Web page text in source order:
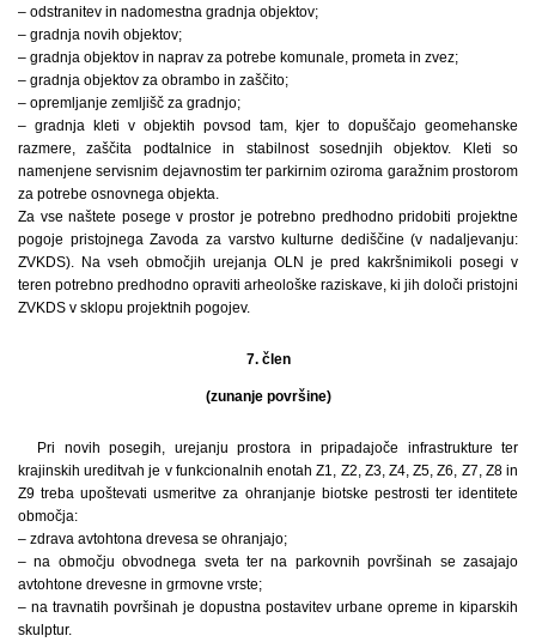
– odstranitev in nadomestna gradnja objektov;
– gradnja novih objektov;
– gradnja objektov in naprav za potrebe komunale, prometa in zvez;
– gradnja objektov za obrambo in zaščito;
– opremljanje zemljišč za gradnjo;
– gradnja kleti v objektih povsod tam, kjer to dopuščajo geomehanske
razmere, zaščita podtalnice in stabilnost sosednjih objektov. Kleti so
namenjene servisnim dejavnostim ter parkirnim oziroma garažnim prostorom
za potrebe osnovnega objekta.
Za vse naštete posege v prostor je potrebno predhodno pridobiti projektne
pogoje pristojnega Zavoda za varstvo kulturne dediščine (v nadaljevanju:
ZVKDS). Na vseh območjih urejanja OLN je pred kakršnimikoli posegi v
teren potrebno predhodno opraviti arheološke raziskave, ki jih določi pristojni
ZVKDS v sklopu projektnih pogojev.
7. člen
(zunanje površine)
Pri novih posegih, urejanju prostora in pripadajoče infrastrukture ter
krajinskih ureditvah je v funkcionalnih enotah Z1, Z2, Z3, Z4, Z5, Z6, Z7, Z8 in
Z9 treba upoštevati usmeritve za ohranjanje biotske pestrosti ter identitete
območja:
– zdrava avtohtona drevesa se ohranjajo;
– na območju obvodnega sveta ter na parkovnih površinah se zasajajo
avtohtone drevesne in grmovne vrste;
– na travnatih površinah je dopustna postavitev urbane opreme in kiparskih
skulptur.